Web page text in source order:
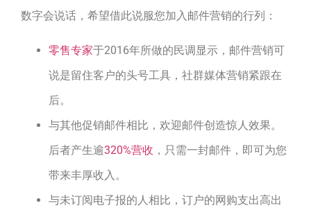
数字会说话，希望借此说服您加入邮件营销的行列：
零售专家于2016年所做的民调显示，邮件营销可
说是留住客户的头号工具，社群媒体营销紧跟在
后。
与其他促销邮件相比，欢迎邮件创造惊人效果。
后者产生逾320%营收 ，只需一封邮件，即可为您
带来丰厚收入。
与未订阅电子报的人相比，订户的网购支出高出